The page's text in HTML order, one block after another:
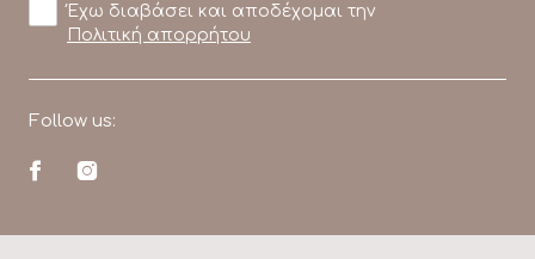
Έχω διαβάσει και αποδέχομαι την
Πολιτική απορρήτου
Follow us: